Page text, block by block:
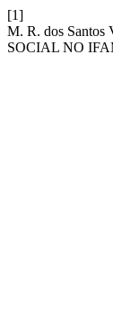
[1]
M. R. dos
SOCIAL NO